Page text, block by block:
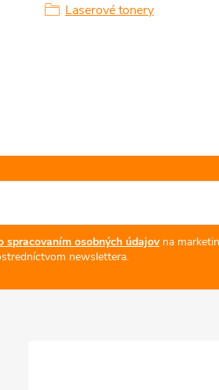
Laserové tonery
spracovaním osobných údajovna
newslettera.